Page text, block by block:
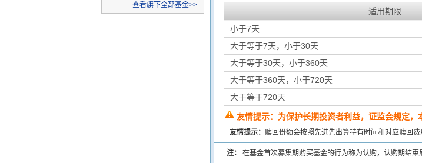
查看旗下全部基金>>
适用期限
小于7天
大于等于7天，小于30天
大于等于30天，小于360天
大于等于360天，小于720天
大于等于720天
友情提示：为保护长期投资者利益，证监会规定，
友情提示： 赎回份额会按照先进先出算持有时间和对应赎回费
注： 在基金首次募集期购买基金的行为称为认购，认购期结束